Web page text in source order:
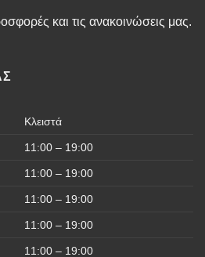
και τις ανακοινώσεις μας.
Κλειστά
11:00 – 19:00
11:00 – 19:00
11:00 – 19:00
11:00 – 19:00
11:00 – 19:00